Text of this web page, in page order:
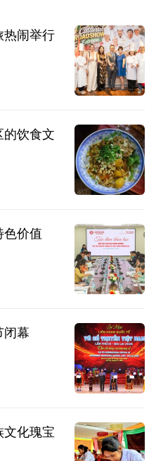
热闹举行
饮食文
色价值
闭幕
化瑰宝